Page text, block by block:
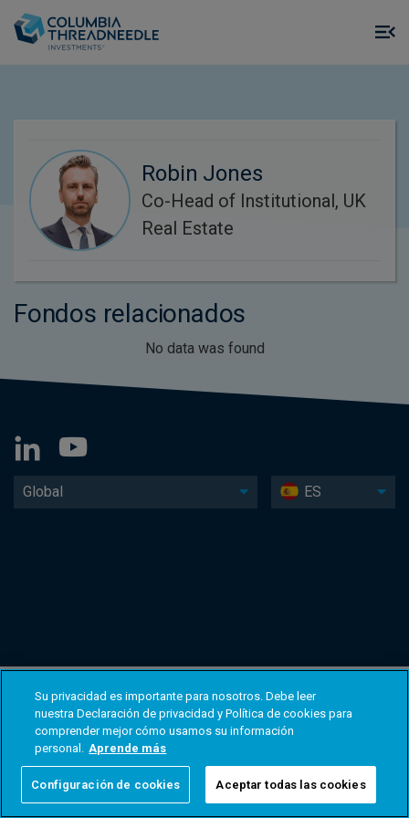
Robin Jones
Co-Head of Institutional, UK
Real Estate
Fondos relacionados
No data was found
Global ES
Su privacidad es importante para nosotros. Debe leer
nuestra Declaración de privacidad y Política de cookies para
comprender mejor cómo usamos su información
personal. Aprende más
Configuración de cookies Aceptar todas las cookies